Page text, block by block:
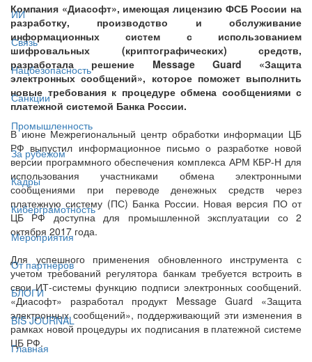
ИИ
Связь
Нацбезопасность
Санкции
Промышленность
За рубежом
Кадры
Киберграмотность
Мероприятия
От партнёров
БЛОГИ
BIS JOURNAL
Главная
Компания «Диасофт», имеющая лицензию ФСБ России на
разработку, производство и обслуживание
информационных систем с использованием
шифровальных (криптографических) средств,
разработала решение Message Guard «Защита
электронных сообщений», которое поможет выполнить
новые требования к процедуре обмена сообщениями с
платежной системой Банка России.
В июне Межрегиональный центр обработки информации ЦБ
РФ выпустил информационное письмо о разработке новой
версии программного обеспечения комплекса АРМ КБР-Н для
использования участниками обмена электронными
сообщениями при переводе денежных средств через
платежную систему (ПС) Банка России. Новая версия ПО от
ЦБ РФ доступна для промышленной эксплуатации со 2
октября 2017 года.
Для успешного применения обновленного инструмента с
учетом требований регулятора банкам требуется встроить в
свои ИТ-системы функцию подписи электронных сообщений.
«Диасофт» разработал продукт Message Guard «Защита
электронных сообщений», поддерживающий эти изменения в
рамках новой процедуры их подписания в платежной системе
ЦБ РФ.